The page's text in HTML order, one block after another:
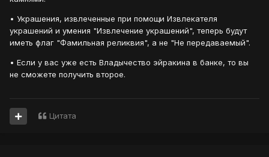
• Украшения, извлеченные при помощи Извлекателя
украшений и умения "Извлечение украшений", теперь будут
иметь флаг "Фамильная реликвия", а не "Не передаваемый".
• Если у вас уже есть Владычество эйракина в банке, то вы
не сможете получить второе.
Цитата